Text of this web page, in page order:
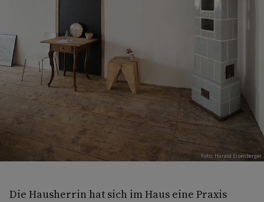
Foto: Harald Eisenberger
Die Hausherrin hat sich im Haus eine Praxis